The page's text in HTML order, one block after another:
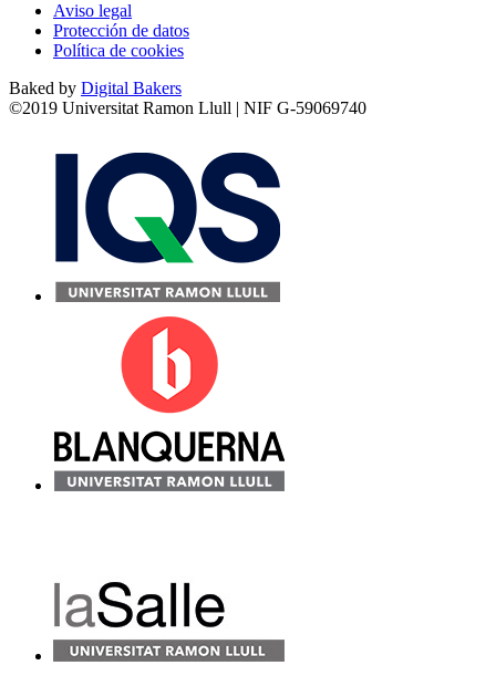
Aviso legal
Protección de datos
Política de cookies
Baked by Digital Bakers
©2019 Universitat Ramon Llull | NIF G-59069740